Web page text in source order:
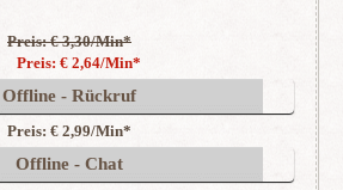
Preis: € 3,30/Min*
Preis: € 2,64/Min*
Offline - Rückruf
Preis: € 2,99/Min*
Offline - Chat